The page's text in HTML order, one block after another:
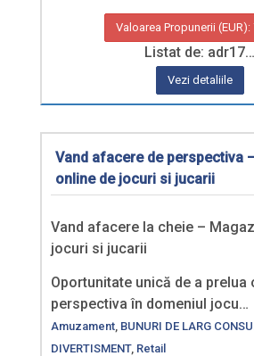
Valoarea Propunerii (EUR):
Listat de: adr17…
Vezi detaliile
Vand afacere de perspectiva
online de jocuri si jucarii
Vand afacere la cheie –
jocuri si jucarii
Oportunitate unică de a prelua
perspectiva în domeniul jocu…
Amuzament BUNURI DE LARG
DIVERTISMENT, Retail